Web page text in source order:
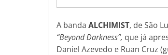
A banda ALCHIMIST, de São
“Beyond Darkness”, que já
Daniel Azevedo e Ruan Cruz